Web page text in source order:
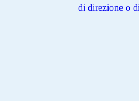
di direzione o